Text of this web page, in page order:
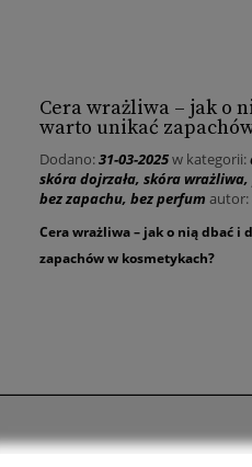
Cera wrażliwa – jak o
warto unikać
Dodano:31-03-2025w kategorii:
skóra dojrzała, skóra wrażliwa,
bez zapachu, bez perfum autor:
Cera wrażliwa – jak o nią dbać i
zapachów w kosmetykach?